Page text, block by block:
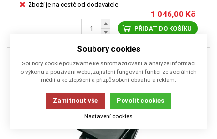
Zboží je na cestě od dodavatele
1 046,00 Kč
PŘIDAT DO KOŠÍKU
Soubory cookies
Soubory cookie používáme ke shromažďování a analýze informací
o výkonu a používání webu, zajištění fungování funkcí ze sociálních
médií a ke zlepšení a přizpůsobení obsahu a reklam.
Zamítnout vše Povolit cookies
Nastavení cookies